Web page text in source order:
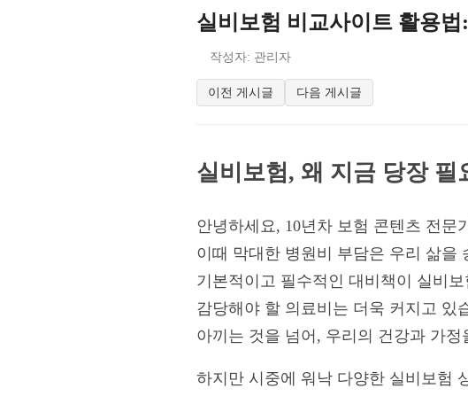
실비보험 비교사이트 활용
작성자: 관리자
이전 게시글 다음 게시글
실비보험, 왜 지금 당장 필
안녕하세요, 10년차 보험 콘텐츠 전
이때 막대한 병원비 부담은 우리 삶을
기본적이고 필수적인 대비책이 실비
감당해야 할 의료비는 더욱 커지고 있
아끼는 것을 넘어, 우리의 건강과 가
하지만 시중에 워낙 다양한 실비보험